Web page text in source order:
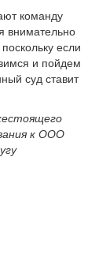
команду
внимательно
если
и пойдем
суд ставит
к ООО